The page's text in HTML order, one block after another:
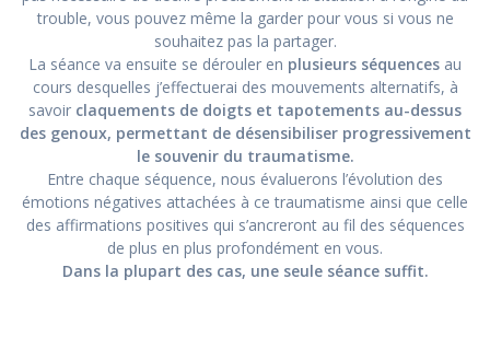
trouble, vous pouvez même la garder pour vous si vous ne
souhaitez pas la partager.
La séance va ensuite se dérouler en plusieurs séquences au
cours desquelles j’effectuerai des mouvements alternatifs, à
savoir claquements de doigts et tapotements au-dessus
des genoux, permettant de désensibiliser progressivement
le souvenir du traumatisme.
Entre chaque séquence, nous évaluerons l’évolution des
émotions négatives attachées à ce traumatisme ainsi que celle
des affirmations positives qui s’ancreront au fil des séquences
de plus en plus profondément en vous.
Dans la plupart des cas, une seule séance suffit.